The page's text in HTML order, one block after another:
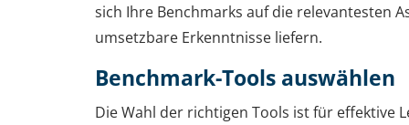
sich Ihre Benchmarks auf die relevantesten
umsetzbare Erkenntnisse liefern.
Benchmark-Tools auswählen
Die Wahl der richtigen Tools ist für effektive